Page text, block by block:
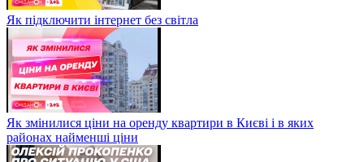
Як підключити інтернет без світла
Як змінилися ціни на оренду квартири в Києві і в яких
районах найменші ціни